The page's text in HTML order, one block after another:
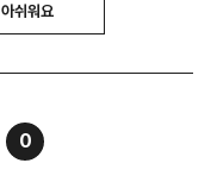
아쉬워요
0